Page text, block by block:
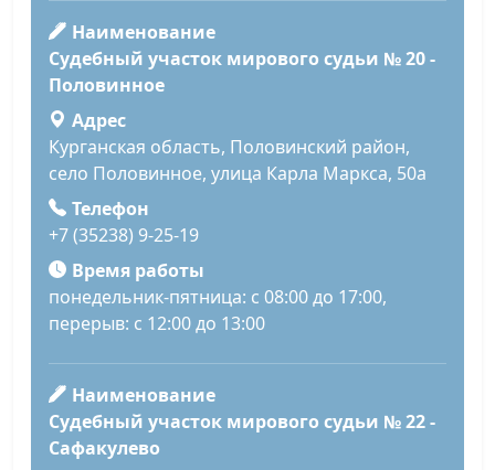
Наименование
Судебный участок мирового судьи № 20 -
Половинное
Адрес
Курганская область, Половинский район,
село Половинное, улица Карла Маркса, 50а
Телефон
+7 (35238) 9-25-19
Время работы
понедельник-пятница: с 08:00 до 17:00,
перерыв: с 12:00 до 13:00
Наименование
Судебный участок мирового судьи № 22 -
Сафакулево